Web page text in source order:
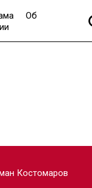
Об
Костомаров